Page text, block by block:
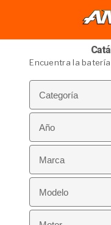
Encuentra la